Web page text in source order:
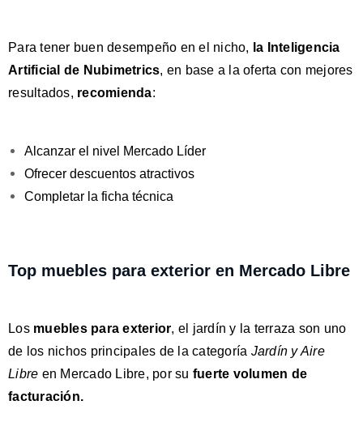
Para tener buen desempeño en el nicho, la Inteligencia
Artificial de Nubimetrics, en base a la oferta con mejores
resultados, recomienda:
Alcanzar el nivel Mercado Líder
Ofrecer descuentos atractivos
Completar la ficha técnica
Top muebles para exterior en Mercado Libre
Los muebles para exterior, el jardín y la terraza son uno
de los nichos principales de la categoría Jardín y Aire
Libre en Mercado Libre, por su fuerte volumen de
facturación.